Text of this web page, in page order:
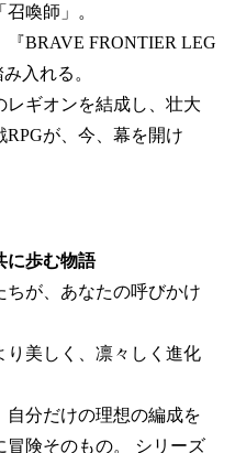
喚師」。
BRAVE FRONTIER LEG
入れる。
ギオンを結成し、壮大
が、今、幕を開け
に歩む物語
が、あなたの呼びかけ
り美しく、凛々しく進化
自分だけの理想の編成を
険そのもの。 シリーズ